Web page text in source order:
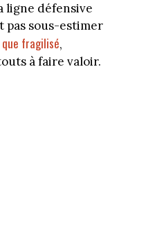
ligne défensive
pas sous-estimer
fragilisé,
à faire valoir.